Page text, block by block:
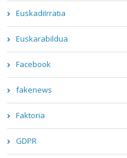
EuskadiIrratia
Euskarabildua
Facebook
fakenews
Faktoria
GDPR